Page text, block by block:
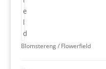
Blomstereng / Flowerfield